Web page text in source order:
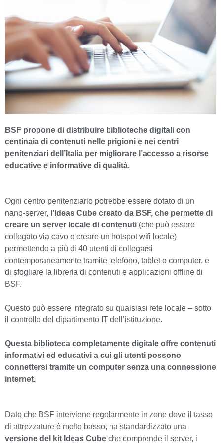
BSF propone di distribuire biblioteche digitali con
centinaia di contenuti nelle prigioni e nei centri
penitenziari dell’Italia per migliorare l’accesso a risorse
educative e informative di qualità.
Ogni centro penitenziario potrebbe essere dotato di un
nano-server, l’Ideas Cube creato da BSF, che permette di
creare un server locale di contenuti (che può essere
collegato via cavo o creare un hotspot wifi locale)
permettendo a più di 40 utenti di collegarsi
contemporaneamente tramite telefono, tablet o computer, e
di sfogliare la libreria di contenuti e applicazioni offline di
BSF.
Questo può essere integrato su qualsiasi rete locale – sotto
il controllo del dipartimento IT dell’istituzione.
Questa biblioteca completamente digitale offre contenuti
informativi ed educativi a cui gli utenti possono
connettersi tramite un computer senza una connessione
internet.
Dato che BSF interviene regolarmente in zone dove il tasso
di attrezzature è molto basso, ha standardizzato una
versione del kit Ideas Cube che comprende il server, i